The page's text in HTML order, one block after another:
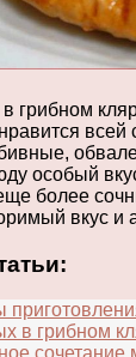
грибном
особый
более
вкус и
в грибном